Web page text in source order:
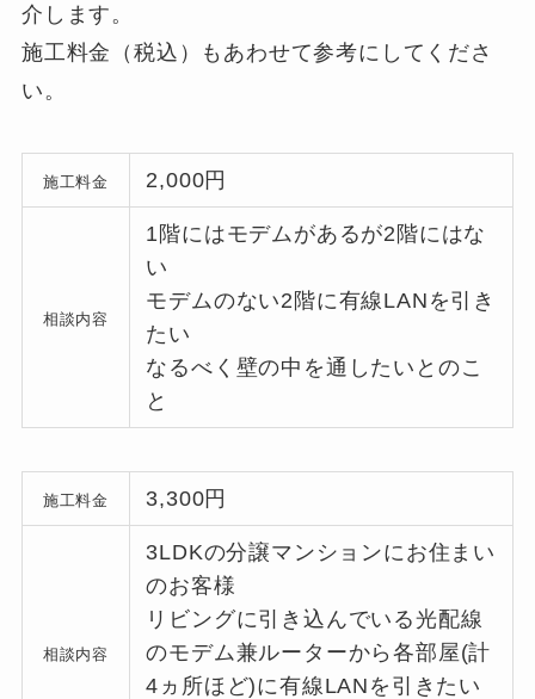
介します。
施工料金（税込）もあわせて参考にしてくださ
い。
施工料金 2,000円
相談内容
1階にはモデムがあるが2階にはな
い
モデムのない2階に有線LANを引き
たい
なるべく壁の中を通したいとのこ
と
施工料金 3,300円
相談内容
3LDKの分譲マンションにお住まい
のお客様
リビングに引き込んでいる光配線
のモデム兼ルーターから各部屋(計
4ヵ所ほど)に有線LANを引きたい